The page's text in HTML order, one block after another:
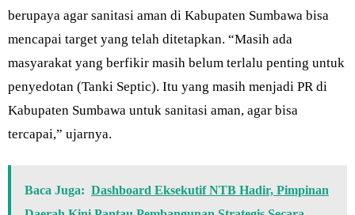
berupaya agar sanitasi aman di Kabupaten Sumbawa bisa
mencapai target yang telah ditetapkan. “Masih ada
masyarakat yang berfikir masih belum terlalu penting untuk
penyedotan (Tanki Septic). Itu yang masih menjadi PR di
Kabupaten Sumbawa untuk sanitasi aman, agar bisa
tercapai,” ujarnya.
Baca Juga: Dashboard Eksekutif NTB Hadir, Pimpinan